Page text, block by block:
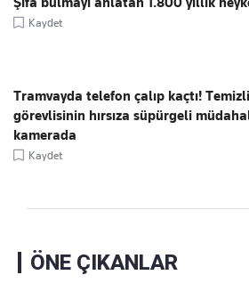
Kaydet
Tramvayda telefon çalıp kaçtı!
görevlisinin hırsıza süpürgeli
kamerada
Kaydet
ÖNE ÇIKANLAR